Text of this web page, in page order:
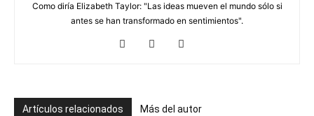
Como diría Elizabeth Taylor: "Las ideas mueven el mundo sólo si
antes se han transformado en sentimientos".
Artículos relacionados Más del autor